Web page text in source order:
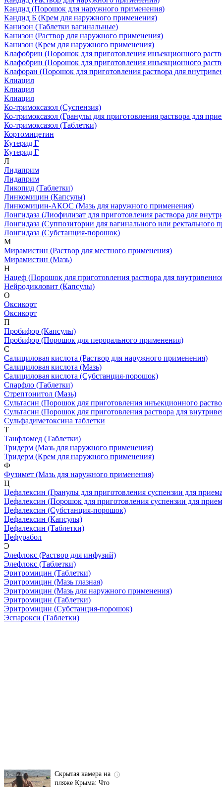
Кандид (Порошок для наружного применения)
Кандид Б (Крем для наружного применения)
Канизон (Таблетки вагинальные)
Канизон (Раствор для наружного применения)
Канизон (Крем для наружного применения)
Клафобрин (Порошок для приготовления инъекционного
Клафобрин (Порошок для приготовления инъекционного
Клафоран (Порошок для приготовления раствора для
Клиацил
Клиацил
Клиацил
Ко-тримоксазол (Суспензия)
Ко-тримоксазол (Гранулы для приготовления раствора для
Ко-тримоксазол (Таблетки)
Кортомицетин
Кутерид Г
Кутерид Г
Л
Лидаприм
Лидаприм
Ликопид (Таблетки)
Линкомицин (Капсулы)
Линкомицин-АКОС (Мазь для наружного применения)
Лонгидаза (Лиофилизат для приготовления раствора для
Лонгидаза (Суппозитории для вагинального или ректального
Лонгидаза (Субстанция-порошок)
М
Мирамистин (Раствор для местного применения)
Мирамистин (Мазь)
Н
Нацеф (Порошок для приготовления раствора для
Нейродикловит (Капсулы)
О
Оксикорт
Оксикорт
П
Пробифор (Капсулы)
Пробифор (Порошок для перорального применения)
С
Салициловая кислота (Раствор для наружного применения)
Салициловая кислота (Мазь)
Салициловая кислота (Субстанция-порошок)
Спарфло (Таблетки)
Стрептонитол (Мазь)
Сультасин (Порошок для приготовления инъекционного
Сультасин (Порошок для приготовления раствора для
Сульфадиметоксина таблетки
Т
Танфломед (Таблетки)
Тридерм (Мазь для наружного применения)
Тридерм (Крем для наружного применения)
Ф
Фузимет (Мазь для наружного применения)
Ц
Цефалексин (Гранулы для приготовления суспензии для
Цефалексин (Порошок для приготовления суспензии для
Цефалексин (Субстанция-порошок)
Цефалексин (Капсулы)
Цефалексин (Таблетки)
Цефурабол
Э
Элефлокс (Раствор для инфузий)
Элефлокс (Таблетки)
Эритромицин (Таблетки)
Эритромицин (Мазь глазная)
Эритромицин (Мазь для наружного применения)
Эритромицин (Таблетки)
Эритромицин (Субстанция-порошок)
Эспарокси (Таблетки)
i
Скрытая камера на
пляже Крыма: Что